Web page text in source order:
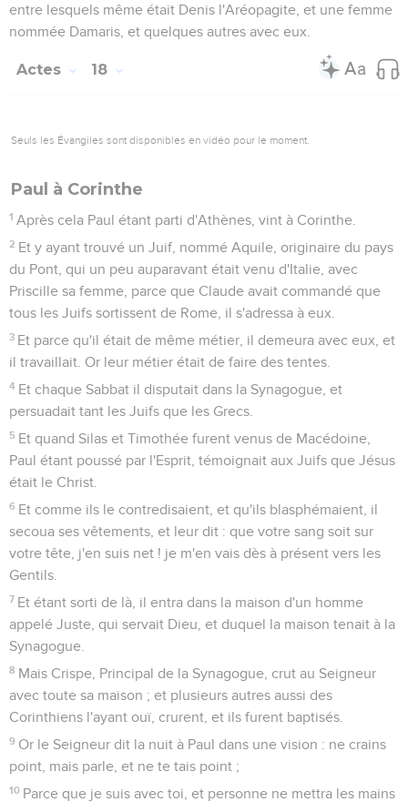
entre lesquels même était Denis l'Aréopagite, et une femme
nommée Damaris, et quelques autres avec eux.
Actes 18
Seuls les Évangiles sont disponibles en vidéo pour le moment.
Paul à Corinthe
1 Après cela Paul étant parti d'Athènes, vint à Corinthe.
2 Et y ayant trouvé un Juif, nommé Aquile, originaire du pays
du Pont, qui un peu auparavant était venu d'Italie, avec
Priscille sa femme, parce que Claude avait commandé que
tous les Juifs sortissent de Rome, il s'adressa à eux.
3 Et parce qu'il était de même métier, il demeura avec eux, et
il travaillait. Or leur métier était de faire des tentes.
4 Et chaque Sabbat il disputait dans la Synagogue, et
persuadait tant les Juifs que les Grecs.
5 Et quand Silas et Timothée furent venus de Macédoine,
Paul étant poussé par l'Esprit, témoignait aux Juifs que Jésus
était le Christ.
6 Et comme ils le contredisaient, et qu'ils blasphémaient, il
secoua ses vêtements, et leur dit : que votre sang soit sur
votre tête, j'en suis net ! je m'en vais dès à présent vers les
Gentils.
7 Et étant sorti de là, il entra dans la maison d'un homme
appelé Juste, qui servait Dieu, et duquel la maison tenait à la
Synagogue.
8 Mais Crispe, Principal de la Synagogue, crut au Seigneur
avec toute sa maison ; et plusieurs autres aussi des
Corinthiens l'ayant ouï, crurent, et ils furent baptisés.
9 Or le Seigneur dit la nuit à Paul dans une vision : ne crains
point, mais parle, et ne te tais point ;
10 Parce que je suis avec toi, et personne ne mettra les mains